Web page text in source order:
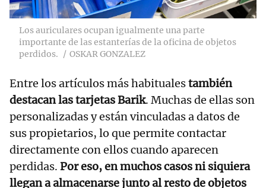
Los auriculares ocupan igualmente una parte
importante de las estanterías de la oficina de objetos
perdidos.
OSKAR GONZALEZ
Entre los artículos más habitualestambién
destacan las tarjetas Barik. Muchas de ellas son
personalizadas y están vinculadas a datos de
sus propietarios, lo que permite contactar
directamente con ellos cuando aparecen
perdidas. Por eso, en muchos casos ni siquiera
llegan a almacenarse junto al resto de objetos